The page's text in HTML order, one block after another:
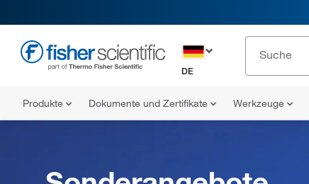
DE
Produkte Dokumente und Zertifikate Werkzeuge